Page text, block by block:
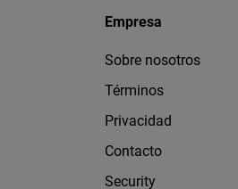
Empresa
Sobre nosotros
Términos
Privacidad
Contacto
Security